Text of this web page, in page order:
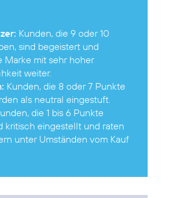
Kunden, die 9 oder 10
sind begeistert und
Marke mit sehr hoher
weiter.
Kunden, die 8 oder 7 Punkte
als neutral eingestuft.
die 1 bis 6 Punkte
kritisch eingestellt und raten
unter Umständen vom Kauf